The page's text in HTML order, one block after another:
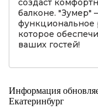
создаст
балконе. "Зумер"
функциональное
которое
ваших гостей!
Информация
Екатеринбург